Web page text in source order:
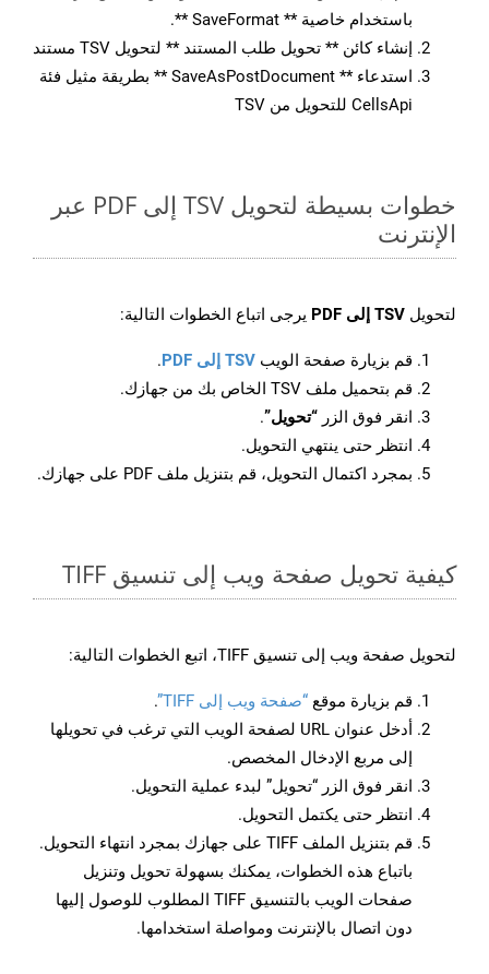
باستخدام خاصية ** SaveFormat **.
إنشاء كائن ** تحويل طلب المستند ** لتحويل TSV مستند
استدعاء ** SaveAsPostDocument ** بطريقة مثيل فئة
CellsApi للتحويل من TSV
خطوات بسيطة لتحويل TSV إلى PDF عبر
الإنترنت
لتحويل TSV إلى PDF يرجى اتباع الخطوات التالية:
قم بزيارة صفحة الويب TSV إلى PDF
.
قم بتحميل ملف TSV الخاص بك من جهازك.
انقر فوق الزر “تحويل”.
انتظر حتى ينتهي التحويل.
بمجرد اكتمال التحويل، قم بتنزيل ملف PDF على جهازك.
كيفية تحويل صفحة ويب إلى تنسيق TIFF
لتحويل صفحة ويب إلى تنسيق TIFF، اتبع الخطوات التالية:
قم بزيارة موقع “صفحة ويب إلى TIFF”
.
أدخل عنوان URL لصفحة الويب التي ترغب في تحويلها
إلى مربع الإدخال المخصص.
انقر فوق الزر “تحويل” لبدء عملية التحويل.
انتظر حتى يكتمل التحويل.
قم بتنزيل الملف TIFF على جهازك بمجرد انتهاء التحويل.
باتباع هذه الخطوات، يمكنك بسهولة تحويل وتنزيل
صفحات الويب بالتنسيق TIFF المطلوب للوصول إليها
دون اتصال بالإنترنت ومواصلة استخدامها.